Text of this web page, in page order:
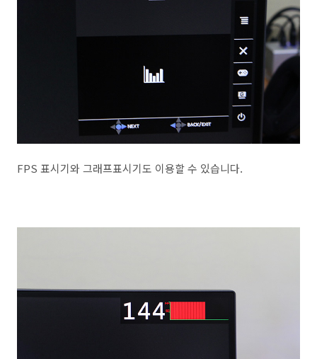
FPS 표시기와 그래프표시기도 이용할 수 있습니다.